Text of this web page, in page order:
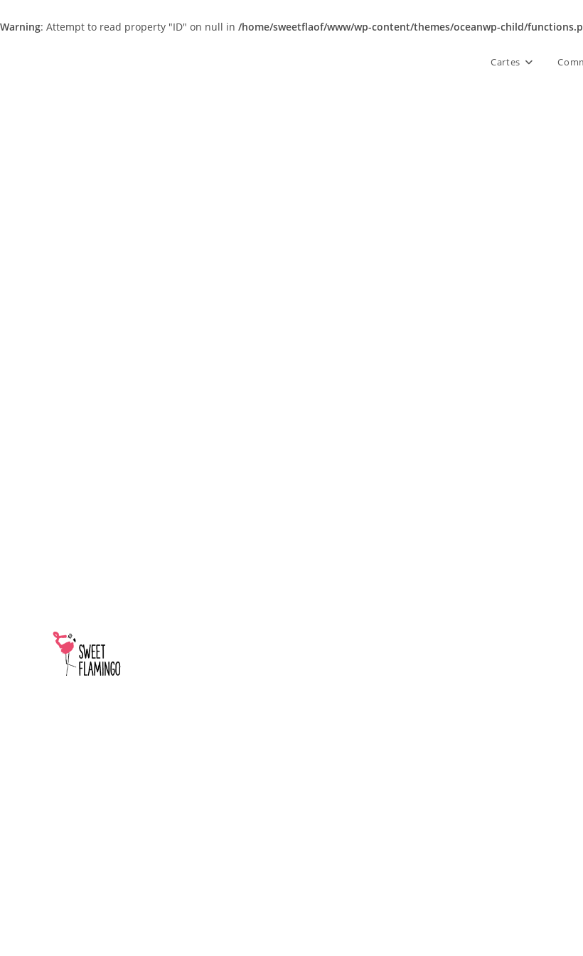
Warning: Attempt to read property "ID" on null in /home/sweetflaof/www/wp-content/themes/oceanwp-child/
Cartes